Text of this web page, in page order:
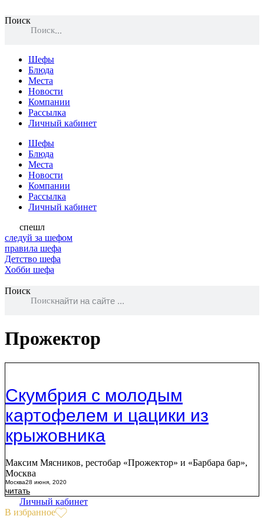
Поиск
Поиск
Шефы
Блюда
Места
Новости
Компании
Рассылка
Личный кабинет
Шефы
Блюда
Места
Новости
Компании
Рассылка
Личный кабинет
спешл
следуй за шефом
правила шефа
Детство шефа
Хобби шефа
Поиск
Поиск
Прожектор
Скумбрия с молодым
картофелем и цацики из
крыжовника
Максим Мясников, рестобар «Прожектор» и «Барбара бар»,
Москва
Москва28 июня, 2020
читать
Личный кабинет
В избранное